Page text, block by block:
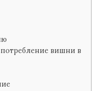
вишни в